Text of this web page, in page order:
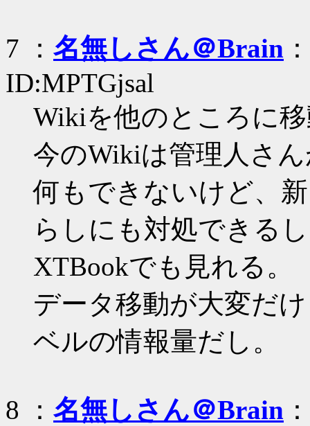
7 ： 名無しさん＠Brain
ID:MPTGjsal
Wikiを他のところに
今のWikiは管理人さ
何もできないけど、
らしにも対処できる
XTBookでも見れる。
データ移動が大変だ
ベルの情報量だし。
8 ： 名無しさん＠Brain